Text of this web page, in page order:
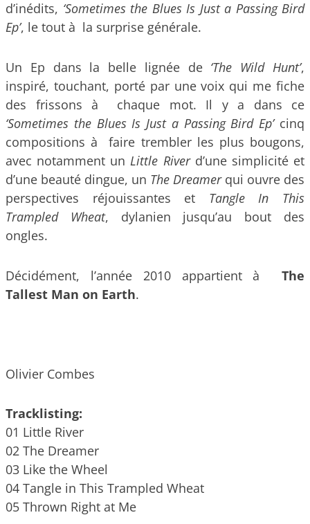
d’inédits, ‘Sometimes the Blues Is Just a Passing Bird
Ep’, le tout à la surprise générale.
Un Ep dans la belle lignée de ‘The Wild Hunt’,
inspiré, touchant, porté par une voix qui me fiche
des frissons à chaque mot. Il y a dans ce
‘Sometimes the Blues Is Just a Passing Bird Ep’cinq
compositions à faire trembler les plus bougons,
avec notamment unLittle Riverd’une simplicité et
d’une beauté dingue, un The Dreamerqui ouvre des
perspectives réjouissantes et Tangle In This
Trampled Wheat, dylanien jusqu’au bout des
ongles.
Décidément, l’année 2010 appartient à The
Tallest Man on Earth.
Olivier Combes
Tracklisting:
01 Little River
02 The Dreamer
03 Like the Wheel
04 Tangle in This Trampled Wheat
05 Thrown Right at Me